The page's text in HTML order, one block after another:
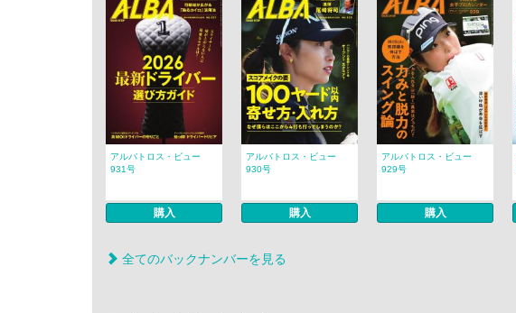
アルバトロス・ビュー
931号
購入
アルバトロス・ビュー
930号
購入
アルバトロス・ビュー
929号
購入
全てのバックナンバーを見る